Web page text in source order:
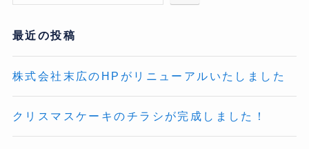
最近の投稿
株式会社末広のHPがリニューアルいたしました
クリスマスケーキのチラシが完成しました！